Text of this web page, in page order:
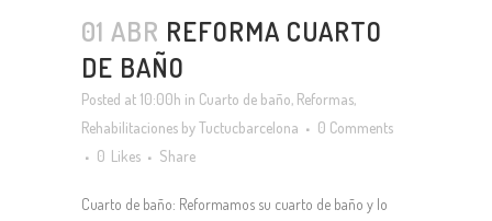
01 ABR REFORMA CUARTO
DE BAÑO
Posted at 10:00h in Cuarto de baño, Reformas,
Rehabilitaciones byTuctucbarcelona
0 Comments
0 Likes Share
Cuarto de baño: Reformamos su cuarto de baño y lo